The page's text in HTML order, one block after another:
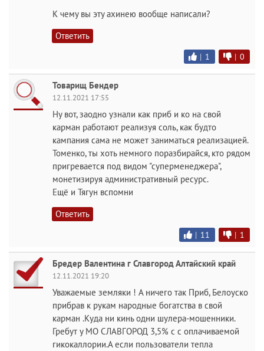
К чему вы эту ахинею вообще написали?
Ответить
| 1 | 0
Товарищ Бендер
12.11.2021 17:55
Ну вот, заодно узнали как приб и ко на свой
карман работают реализуя соль, как будто
кампания сама не может заниматься реализацией.
Томенко, ты хоть немного поразбирайся, кто рядом
пригревается под видом "суперменеджера",
монетизируя административный ресурс.
Ещё и Тягун вспомни
Ответить
| 11 | 1
Бредер Валентина г Славгород Алтайский край
12.11.2021 19:20
Уважаемые земляки ! А ничего так Приб, Белоуско
прибрав к рукам народные богатства в свой
карман .Куда ни кинь одни шулера-мошенники.
Гребут у МО СЛАВГОРОД 3,5% с с оплачиваемой
гикокаллории.А если пользователи тепла